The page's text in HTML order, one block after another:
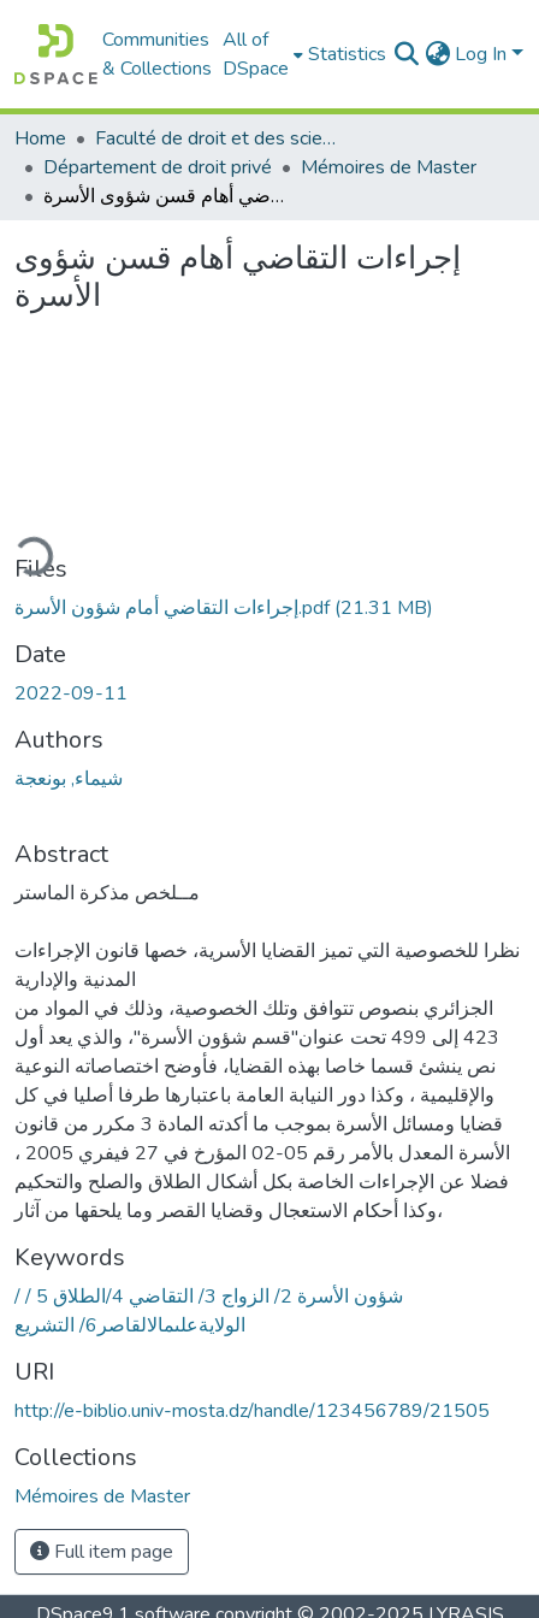
Communities
& Collections
All of
DSpace
Statistics Log In
Home
Faculté de droit et des sciences politiques
Département de droit privé
Mémoires de Master
إجراءات التقاضي أهام قسن شؤوى الأسرة
إجراءات التقاضي أهام قسن شؤوى
الأسرة
Files
إجراءات التقاضي أمام شؤون الأسرة.pdf(21.31 MB)
Date
2022-09-11
Authors
شيماء, بونعجة
Abstract
مــلخص مذكرة الماستر
نظرا للخصوصية التي تميز القضايا الأسرية، خصها قانون الإجراءات
المدنية والإدارية
الجزائري بنصوص تتوافق وتلك الخصوصية، وذلك في المواد من
423 إلى 499 تحت عنوان"قسم شؤون الأسرة"، والذي يعد أول
نص ينشئ قسما خاصا بهذه القضايا، فأوضح اختصاصاته النوعية
والإقليمية ، وكذا دور النيابة العامة باعتبارها طرفا أصليا في كل
قضايا ومسائل الأسرة بموجب ما أكدته المادة 3 مكرر من قانون
الأسرة المعدل بالأمر رقم 05-02 المؤرخ في 27 فيفري 2005 ،
فضلا عن الإجراءات الخاصة بكل أشكال الطلاق والصلح والتحكيم
،وكذا أحكام الاستعجال وقضايا القصر وما يلحقها من آثار
Keywords
/ شؤون الأسرة 2/ الزواج 3/ التقاضي 4/الطلاق 5 /
الولايةعلىمالالقاصر6/ التشريع
URI
http://e-biblio.univ-mosta.dz/handle/123456789/21505
Collections
Mémoires de Master
Full item page